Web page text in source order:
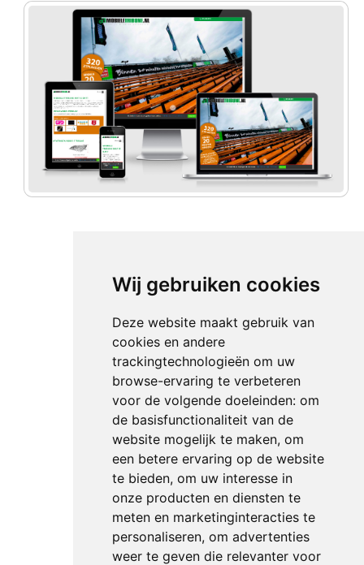
Wij gebruiken cookies
Deze website maakt gebruik van
cookies en andere
trackingtechnologieën om uw
browse-ervaring te verbeteren
voor de volgende doeleinden: om
de basisfunctionaliteit van de
website mogelijk te maken, om
een betere ervaring op de website
te bieden, om uw interesse in
onze producten en diensten te
meten en marketinginteracties te
personaliseren, om advertenties
weer te geven die relevanter voor